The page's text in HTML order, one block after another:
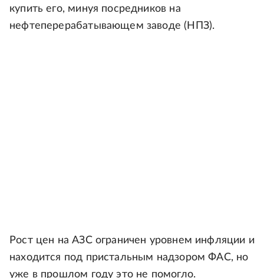
купить его, минуя посредников на
нефтеперерабатывающем заводе (НПЗ).
Рост цен на АЗС ограничен уровнем инфляции и
находится под пристальным надзором ФАС, но
уже в прошлом году это не помогло.